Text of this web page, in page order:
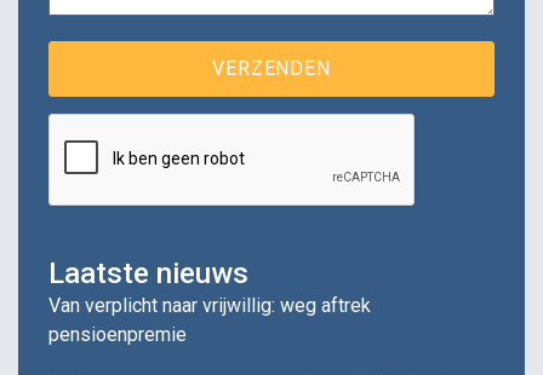
Laatste nieuws
Van verplicht naar vrijwillig: weg aftrek
pensioenpremie